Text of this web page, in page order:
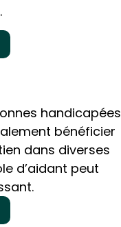
handicapées
bénéficier
dans diverses
d’aidant peut